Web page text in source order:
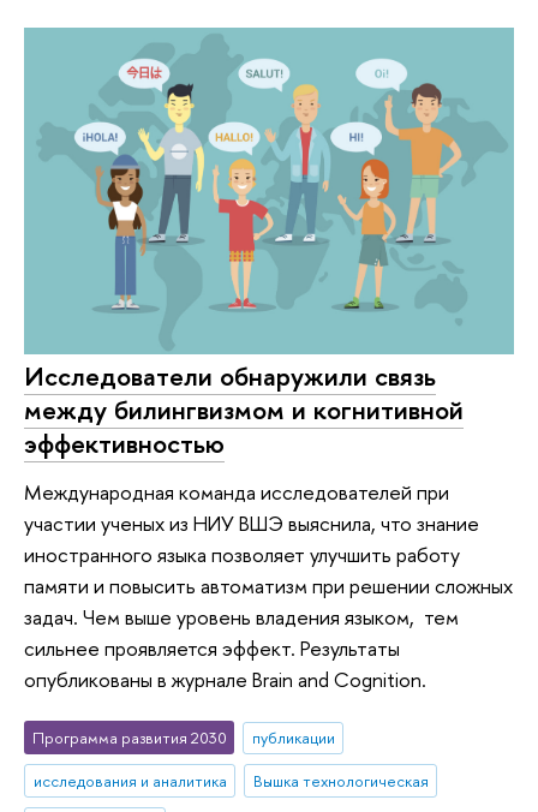
Исследователи обнаружили связь
между билингвизмом и когнитивной
эффективностью
Международная команда исследователей при
участии ученых из НИУ ВШЭ выяснила, что знание
иностранного языка позволяет улучшить работу
памяти и повысить автоматизм при решении сложных
задач. Чем выше уровень владения языком, тем
сильнее проявляется эффект. Результаты
опубликованы в журнале Brain and Cognition.
Программа развития 2030
публикации
исследования и аналитика
Вышка технологическая